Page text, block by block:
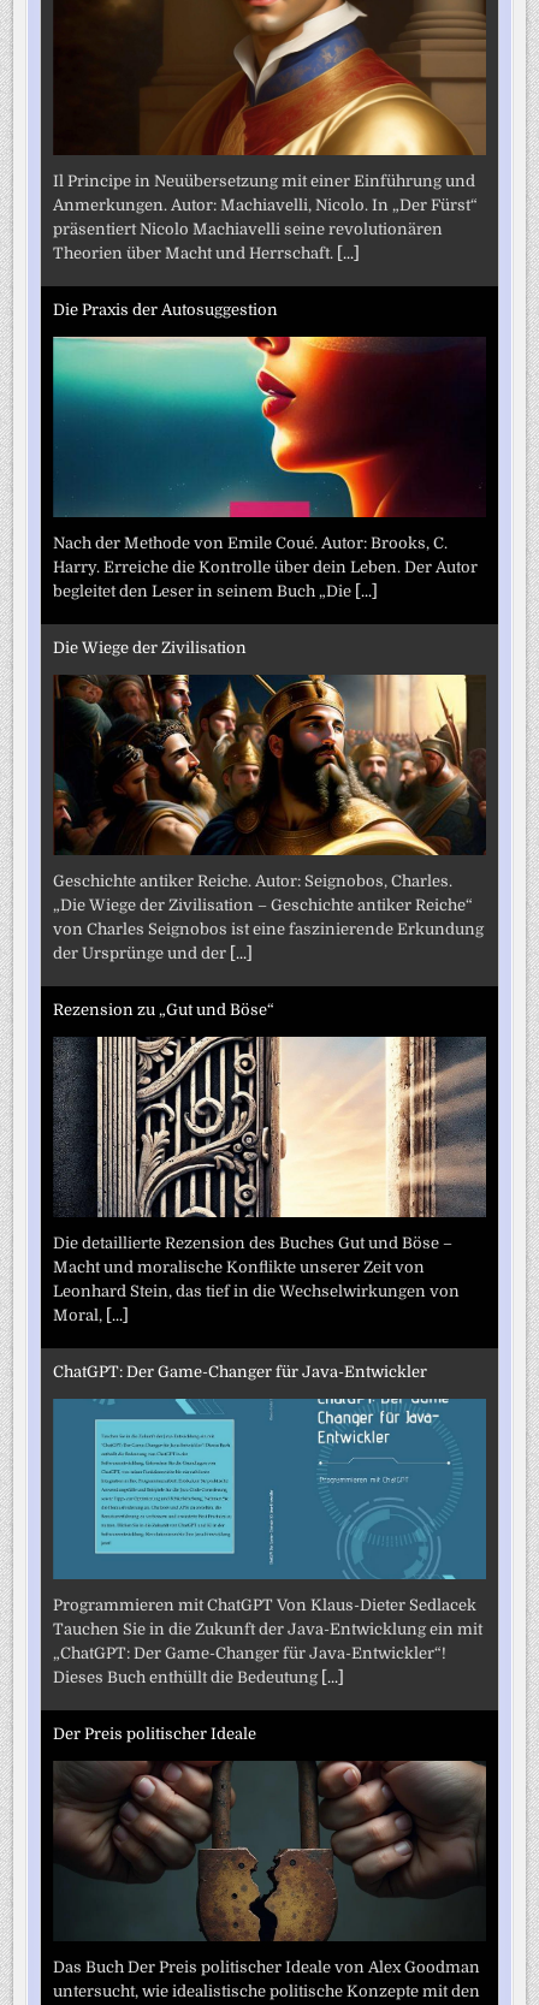
Il Principe in Neuübersetzung mit einer Einführung und
Anmerkungen. Autor: Machiavelli, Nicolo. In „Der Fürst“
präsentiert Nicolo Machiavelli seine revolutionären
Theorien über Macht und Herrschaft. [...]
Die Praxis der Autosuggestion
Nach der Methode von Emile Coué. Autor: Brooks, C.
Harry. Erreiche die Kontrolle über dein Leben. Der Autor
begleitet den Leser in seinem Buch „Die [...]
Die Wiege der Zivilisation
Geschichte antiker Reiche. Autor: Seignobos, Charles.
„Die Wiege der Zivilisation – Geschichte antiker Reiche“
von Charles Seignobos ist eine faszinierende Erkundung
der Ursprünge und der [...]
Rezension zu „Gut und Böse“
Die detaillierte Rezension des Buches Gut und Böse –
Macht und moralische Konflikte unserer Zeit von
Leonhard Stein, das tief in die Wechselwirkungen von
Moral, [...]
ChatGPT: Der Game-Changer für Java-Entwickler
Programmieren mit ChatGPT Von Klaus-Dieter Sedlacek
Tauchen Sie in die Zukunft der Java-Entwicklung ein mit
„ChatGPT: Der Game-Changer für Java-Entwickler“!
Dieses Buch enthüllt die Bedeutung [...]
Der Preis politischer Ideale
Das Buch Der Preis politischer Ideale von Alex Goodman
untersucht, wie idealistische politische Konzepte mit den